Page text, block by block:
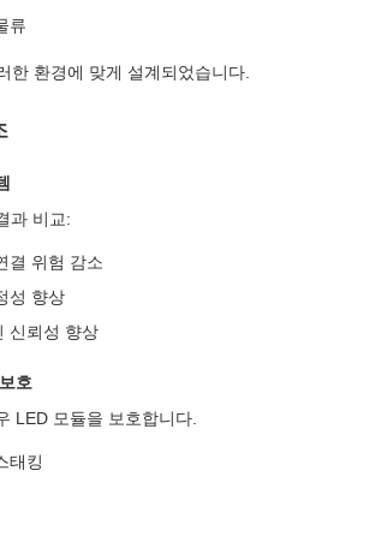
류
한 환경에 맞게 설계되었습니다.
과 비교:
결 위험 감소
성 향상
신뢰성 향상
호
LED 모듈을 보호합니다.
태킹